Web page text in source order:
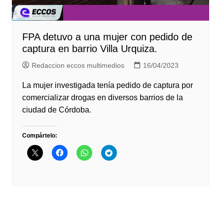
FPA detuvo a una mujer con pedido de
captura en barrio Villa Urquiza.
Redaccion eccos multimedios 16/04/2023
La mujer investigada tenía pedido de captura por
comercializar drogas en diversos barrios de la
ciudad de Córdoba.
Compártelo: